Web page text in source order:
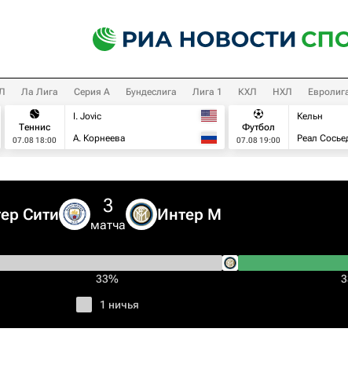
Ла Лига Серия А Бундеслига Лига 1 КХЛ НХЛ
Теннис
07.08 18:00
I. Jovic
А. Корнеева
Футбол
07.08 19:00
Кельн
Реал
Сити 3
матча
Интер М
33%
1 ничья